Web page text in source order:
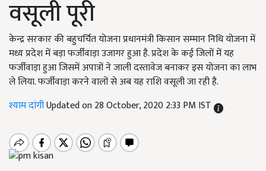
वसूली पूरी
केन्द्र सरकार की बहुचर्चित योजना प्रधानमंत्री किसान सम्मान निधि योजना में
मध्य प्रदेश में बड़ा फर्जीवाड़ा उजागर हुआ है. प्रदेश के कई जिलों में यह
फर्जीवाड़ा हुआ जिसमें अपात्रों ने जाली दस्तावेज बनाकर इस योजना का लाभ
ले लिया. फर्जीवाड़ा करने वालों से अब यह राशि वसूली जा रही है.
श्याम दांगीUpdated on 28 October, 2020 2:33 PM IST